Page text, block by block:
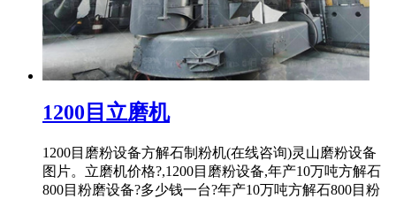
1200目立磨机
1200目磨粉设备方解石制粉机(在线咨询)灵山磨粉设备
图片。立磨机价格?,1200目磨粉设备,年产10万吨方解石
800目粉磨设备?多少钱一台?年产10万吨方解石800目粉